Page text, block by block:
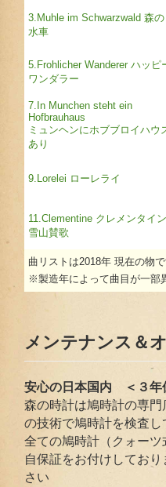
3.Muhle im Schwarzwald 森の
水車
5.Frohlicher Wanderer ハッピ
ワンダラー
7.In Munchen steht ein
Hofbrauhaus
ミュンヘンにホブブロイハウ
あり
9.Lorelei ローレライ
11.Clementine クレメンタイン
雪山賛歌
曲リストは2018年 現在の物
※製造年によって曲目が一部
メンテナンス＆
安心の日本国内 ＜３
森の時計は鳩時計の専
の技術で鳩時計を検査し
全ての鳩時計（クォー
自保証をお付けしてお
さい